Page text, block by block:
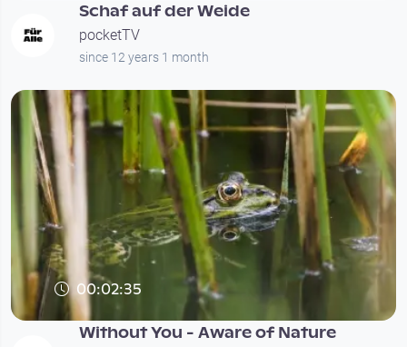
Schaf auf der Weide
pocketTV
since 12 years 1 month
00:02:35
Without You - Aware of Nature